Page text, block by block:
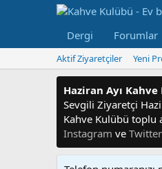
Dergi Forumlar
Aktif Ziyaretçiler Yeni
Haziran Ayı
Sevgili Ziyaretçi
Kahve Kulübü toplu
Instagram ve Twitter